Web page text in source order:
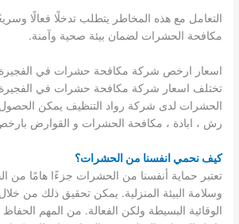
التعامل مع هذه المخاطر يتطلب تدخلًا فعالًا
مكافحة الحشرات لضمان بيئة صحية وآمنة.
اسعار ارخص شركة مكافحة حشرات في الفجيرة
تختلف اسعار شركة مكافحة حشرات في
الحشرات لدى شركة رواد التنظيف يمكن
رش ، ابادة ، مكافحة الحشرات و القوارض
كيف نحمي انفسنا من الحشرات؟
تعتبر حماية أنفسنا من الحشرات جزءًا هامًا
وسلامة البيئة المنزلية. يمكن تحقيق ذلك من
الوقائية البسيطة ولكن الفعالة. من المهم